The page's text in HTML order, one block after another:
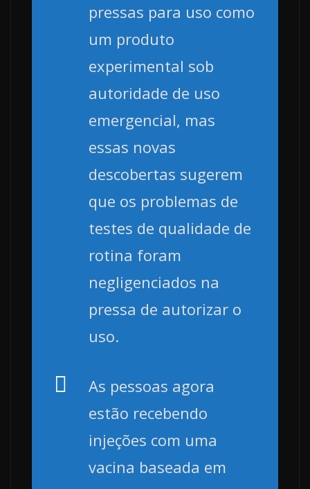
pressas para uso como
um produto
experimental sob
autoridade de uso
emergencial, mas
essas novas
descobertas sugerem
que os problemas de
testes de qualidade de
rotina foram
negligenciados na
pressa de autorizar o
uso.
As pessoas agora
estão recebendo
injeções com uma
vacina baseada em